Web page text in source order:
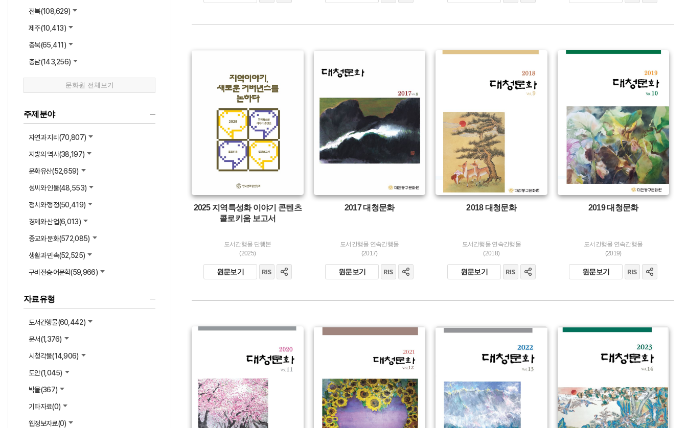
전북(108,629)
제주(10,413)
충북(65,411 )
충남(143,256)
문화원 전체보기
주제분야
자연과 지리(70,807)
지방의 역사(38,197)
문화유산(52,659)
성씨와 인물(48,553)
정치와 행정(50,419)
경제와 산업(6,013)
종교와 문화(572,085)
생활과 민속(52,525)
구비전승·어문학(59,966)
자료유형
도서간행물(60,442)
문서(1,376)
시청각물(14,906)
도안(1,045)
박물(367)
기타자료(0)
웹정보자료(0)
2025 지역특성화 이야기 콘텐츠
콜로키움 보고서
도서간행물 단행본
(2025)
원문보기
소장 :
2017 대청문화
도서간행물 연속간행물
(2017)
원문보기
2018 대청문화
도서간행물 연속간행물
(2018)
원문보기
2019 대청문화
도서간행물 연속간행물
(2019)
원문보기
소장 :
소장 :